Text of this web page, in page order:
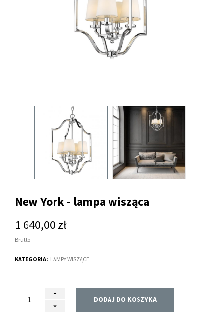
New York - lampa wisząca
1 640,00 zł
Brutto
KATEGORIA: LAMPY WISZĄCE
DODAJ DO KOSZYKA